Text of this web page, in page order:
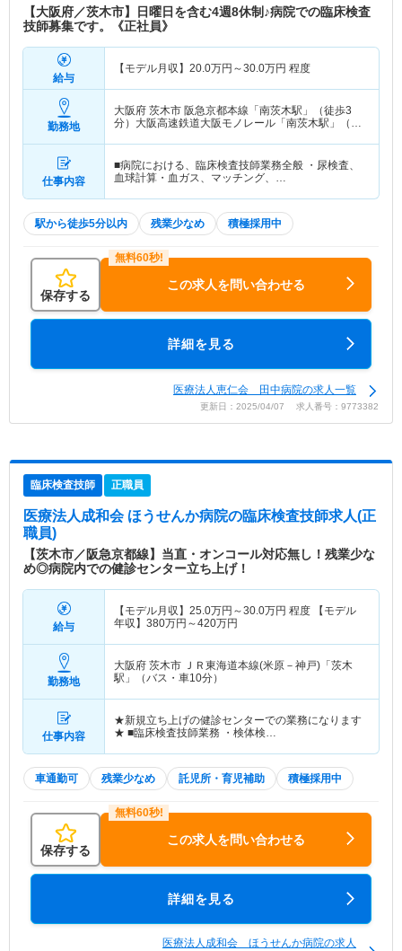
【大阪府／茨木市】日曜日を含む4週8休制♪病院での臨床検査
技師募集です。《正社員》
給与
【モデル月収】 20.0万円～30.0万円 程度
勤務地
大阪府 茨木市 阪急京都本線「南茨木駅」（徒歩3
分）大阪高速鉄道大阪モノレール「南茨木駅」（徒
仕事内容
■病院における、臨床検査技師業務全般 ・尿検査、
血球計算・血ガス、マッチング、…
駅から徒歩5分以内 残業少なめ 積極採用中
保存する
この求人を問い合わせる
詳細を見る
医療法人恵仁会 田中病院の求人一覧
更新日：2025/04/07 求人番号：9773382
臨床検査技師 正職員
医療法人成和会 ほうせんか病院の臨床検査技師求人(正
職員)
【茨木市／阪急京都線】当直・オンコール対応無し！残業少な
め◎病院内での健診センター立ち上げ！
給与
【モデル月収】 25.0万円～30.0万円 程度 【モデル
年収】 380万円～420万円
勤務地
大阪府 茨木市 ＪＲ東海道本線(米原－神戸)「茨木
駅」（バス・車10分）
仕事内容
★新規立ち上げの健診センターでの業務になります
★ ■臨床検査技師業務 ・検体検…
車通勤可 残業少なめ 託児所・育児補助 積極採用中
保存する
この求人を問い合わせる
詳細を見る
医療法人成和会 ほうせんか病院の求人